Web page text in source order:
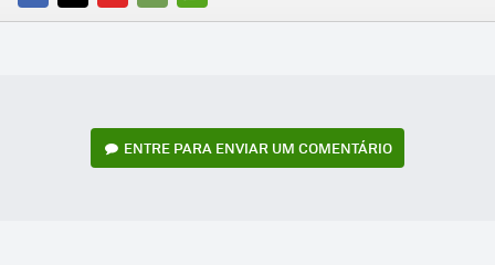
FACEBOOK
TWITTERFLIPBOARD
E-
WHATSAPP
ENTRE PARA ENVIAR UM COMENTÁRIO